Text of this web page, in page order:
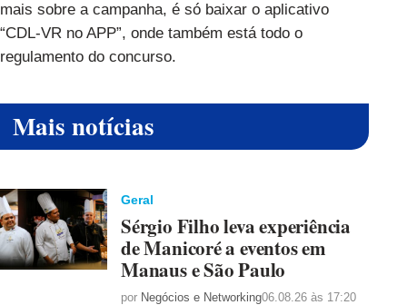
mais sobre a campanha, é só baixar o aplicativo
“CDL-VR no APP”, onde também está todo o
regulamento do concurso.
Mais notícias
Geral
Sérgio Filho leva experiência
de Manicoré a eventos em
Manaus e São Paulo
por Negócios e Networking06.08.26 às 17:20